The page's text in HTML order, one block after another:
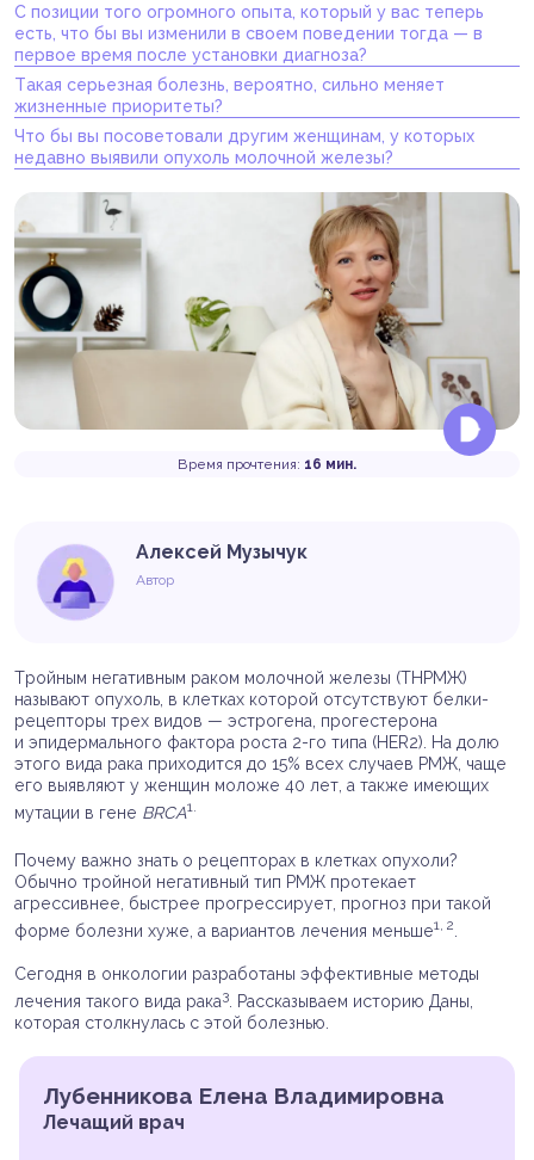
С позиции того огромного опыта, который у вас теперь
есть, что бы вы изменили в своем поведении тогда — в
первое время после установки диагноза?
Такая серьезная болезнь, вероятно, сильно меняет
жизненные приоритеты?
Что бы вы посоветовали другим женщинам, у которых
недавно выявили опухоль молочной железы?
Время прочтения: 16 мин.
Алексей Музычук
Автор
Тройным негативным раком молочной железы (ТНРМЖ)
называют опухоль, в клетках которой отсутствуют белки-
рецепторы трех видов — эстрогена, прогестерона
и эпидермального фактора роста 2-го типа (HER2). На долю
этого вида рака приходится до 15% всех случаев РМЖ, чаще
его выявляют у женщин моложе 40 лет, а также имеющих
мутации в гене BRCA1.
Почему важно знать о рецепторах в клетках опухоли?
Обычно тройной негативный тип РМЖ протекает
агрессивнее, быстрее прогрессирует, прогноз при такой
форме болезни хуже, а вариантов лечения меньше1, 2
Сегодня в онкологии разработаны эффективные методы
лечения такого вида рака3 . Рассказываем историю Даны,
которая столкнулась с этой болезнью.
Лубенникова Елена Владимировна
Лечащий врач